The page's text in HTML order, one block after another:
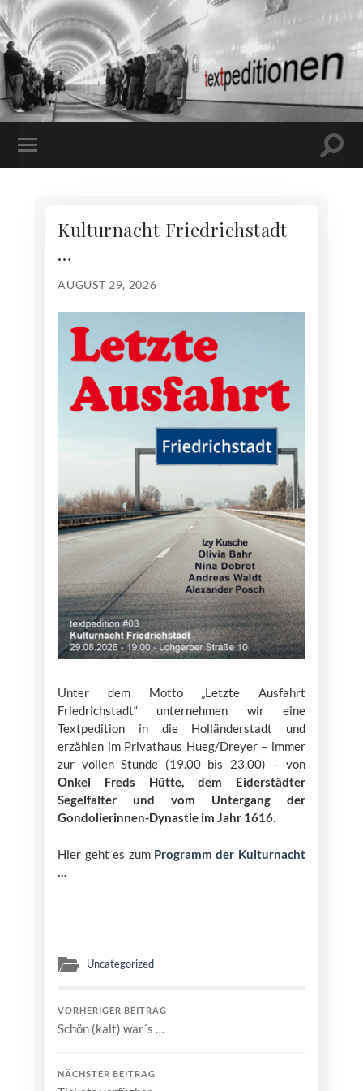
Kulturnacht Friedrichstadt
…
AUGUST 29, 2026
Unter dem Motto „Letzte Ausfahrt
Friedrichstadt“ unternehmen wir eine
Textpedition in die Holländerstadt und
erzählen im Privathaus Hueg/Dreyer – immer
zur vollen Stunde (19.00 bis 23.00) – von
Onkel Freds Hütte, dem Eiderstädter
Segelfalter und vom Untergang der
Gondolierinnen-Dynastie im Jahr 1616.
Hier geht es zum Programm der Kulturnacht
…
Uncategorized
VORHERIGER BEITRAG
Schön (kalt) war´s …
NÄCHSTER BEITRAG